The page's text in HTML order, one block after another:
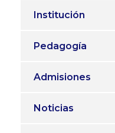
Institución
Pedagogía
Admisiones
Noticias